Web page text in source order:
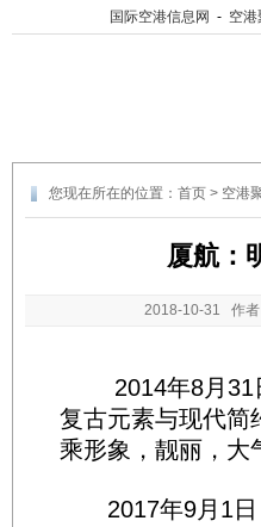
国际空港信息网 - 空港
您现在所在的位置： 首页 > 空港
厦航：
2018-10-31 作
2014年8月31日
复古元素与现代简
乘形象，靓丽，大
2017年9月1日